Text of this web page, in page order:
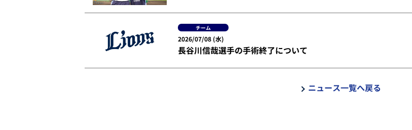
チーム
2026/07/08 (水)
長谷川信哉選手の手術終了について
ニュース一覧へ戻る